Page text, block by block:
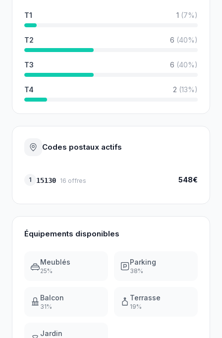
T1 1 (7%)
T2 6 (40%)
T3 6 (40%)
T4 2 (13%)
Codes postaux actifs
1 15130 16 offres 548€
Équipements disponibles
Meublés
25%
Parking
38%
Balcon
31%
Terrasse
19%
Jardin